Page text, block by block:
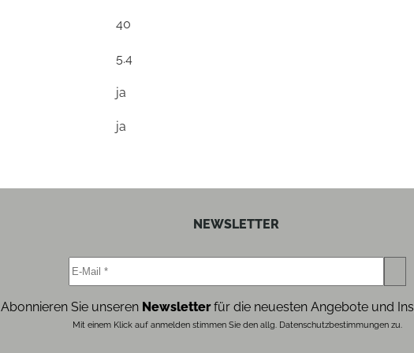
40
5.4
ja
ja
NEWSLETTER
Abonnieren Sie unseren Newsletterfür die neuesten Angebote und
Mit einem Klick auf anmelden stimmen Sie den allg. Datenschutzbestimmungen zu.